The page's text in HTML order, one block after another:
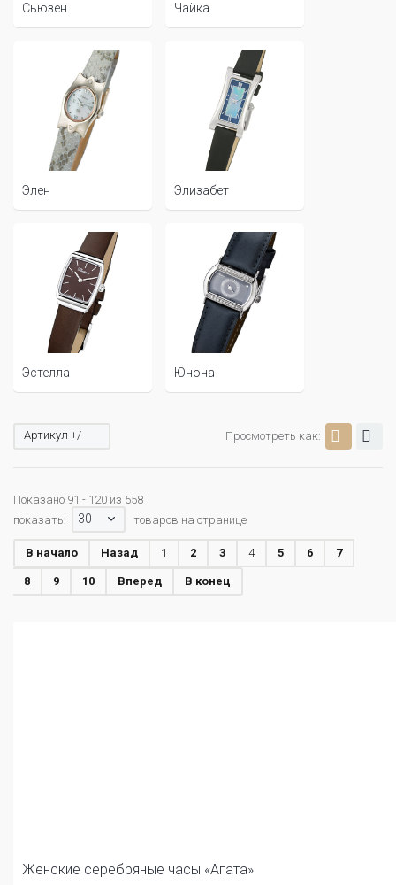
Сьюзен Чайка
Элен Элизабет
Эстелла Юнона
Просмотреть как:
Артикул +/-
Показано 91 - 120 из 558
показать:
30 товаров на странице
В начало Назад 1 2 3 4 5 6 7
8 9 10 Вперед В конец
Женские серебряные часы «Агата»